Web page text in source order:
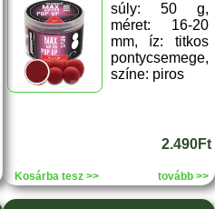
súly: 50 g,
méret: 16-20
mm, íz: titkos
pontycsemege,
színe: piros
2.490Ft
Kosárba tesz >> tovább >>